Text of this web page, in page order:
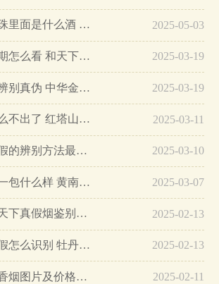
贵烟国酒香30爆珠里面是什么酒 贵烟国酒香30怎么辨别真假… 2025-05-03
和天下烟生产日期怎么看 和天下烟真假辨别方法六个方面… 2025-03-19
中华金中支如何辨别真伪 中华金中支真假烟鉴别方法… 2025-03-19
红塔山软新为什么不出了 红塔山软新烟停售原因详解… 2025-03-11
黄鹤楼硬奇景真假的辨别方法最简单版… 2025-03-10
黄南京香烟20元一包什么样 黄南京香烟真假鉴别… 2025-03-07
最新白沙细支和天下真假烟鉴别指南… 2025-02-13
牡丹蓝中支烟真假怎么识别 牡丹蓝中支烟真假鉴别带图… 2025-02-13
中华蛇年贺岁版香烟图片及价格大全… 2025-02-11